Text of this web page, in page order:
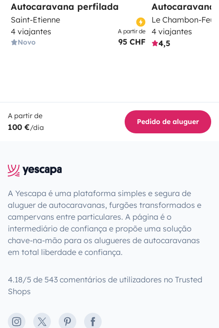
Autocaravana perfilada
Saint-Etienne
4 viajantes
Novo
A partir de
95 CHF
Autocaravana
Le Chambon-
4 viajantes
4,5
A partir de
100 €/dia
Pedido de aluguer
A Yescapa é uma plataforma simples e segura de
aluguer de autocaravanas, furgões transformados e
campervans entre particulares. A página é o
intermediário de confiança e propõe uma solução
chave-na-mão para os alugueres de autocaravanas
em total liberdade e confiança.
4.18/5 de 543 comentários de utilizadores no Trusted
Shops
Instagram
X PinterestFacebook